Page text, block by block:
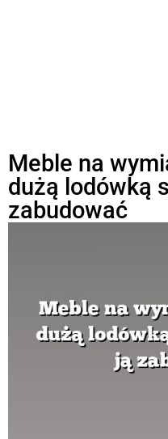
Meble na
dużą lodówką
zabudować